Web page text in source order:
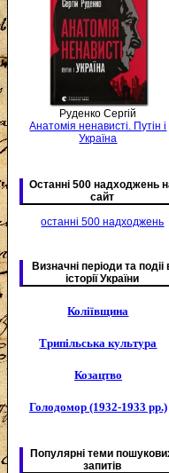
Руденко Сергій
Анатомія ненависті. Путін і
Україна
Останні 500 надходжень
сайт
останні 500 надходжень
Визначні періоди та подіі
історії України
Коліївщина
Трипільська культура
Козацтво
Голодомор (1932-1933 рр.)
Популярні теми
запитів